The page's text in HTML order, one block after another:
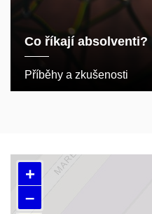
Co říkají absolventi?
Příběhy a zkušenosti
+
–